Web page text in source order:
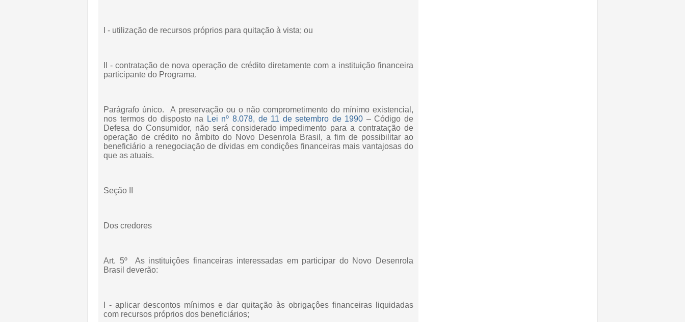
I - utilização de recursos próprios para quitação à vista; ou
II - contratação de nova operação de crédito diretamente com a instituição financeira
participante do Programa.
Parágrafo único. A preservação ou o não comprometimento do mínimo existencial,
nos termos do disposto na
Lei nº 8.078, de 11 de setembro de 1990 – Código de
Defesa do Consumidor, não será considerado impedimento para a contratação de
operação de crédito no âmbito do Novo Desenrola Brasil, a fim de possibilitar ao
beneficiário a renegociação de dívidas em condiçôes financeiras mais vantajosas do
que as atuais.
Seção II
Dos credores
Art. 5º As instituiçôes financeiras interessadas em participar do Novo Desenrola
Brasil deverão:
I - aplicar descontos mínimos e dar quitação às obrigaçôes financeiras liquidadas
com recursos próprios dos beneficiários;